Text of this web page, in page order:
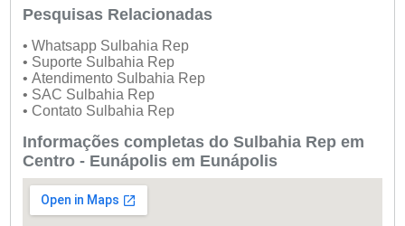
Pesquisas Relacionadas
• Whatsapp Sulbahia Rep
• Suporte Sulbahia Rep
• Atendimento Sulbahia Rep
• SAC Sulbahia Rep
• Contato Sulbahia Rep
Informações completas do Sulbahia Rep em
Centro - Eunápolis em Eunápolis